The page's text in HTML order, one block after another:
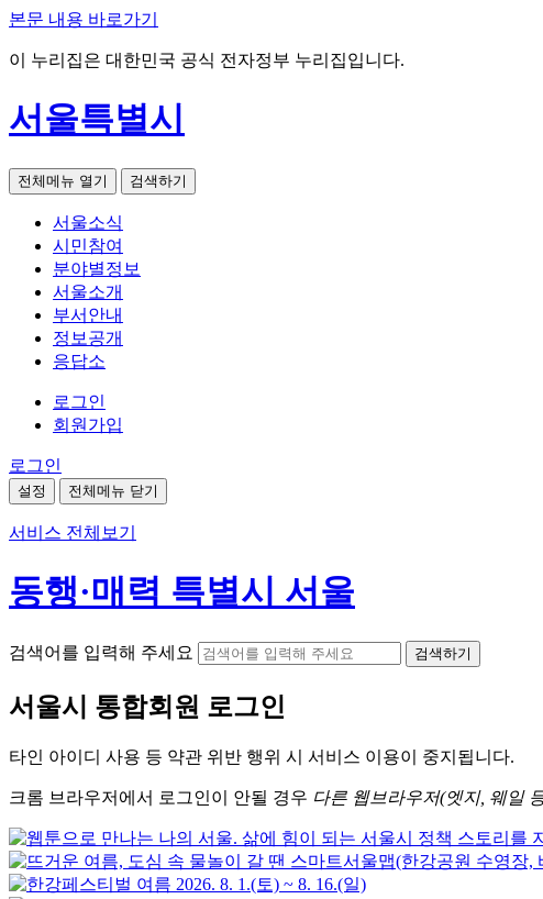
본문 내용 바로가기
이 누리집은 대한민국 공식 전자정부 누리집입니다.
서울특별시
전체메뉴 열기 검색하기
서울소식
시민참여
분야별정보
서울소개
부서안내
정보공개
응답소
로그인
회원가입
로그인
설정 전체메뉴 닫기
서비스 전체보기
동행·매력 특별시 서울
검색어를 입력해 주세요 검색하기
서울시 통합회원 로그인
타인 아이디 사용 등 약관 위반 행위 시 서비스 이용이 중지됩니다.
크롬 브라우저에서 로그인이 안될 경우 다른 웹브라우저(엣지, 웨일